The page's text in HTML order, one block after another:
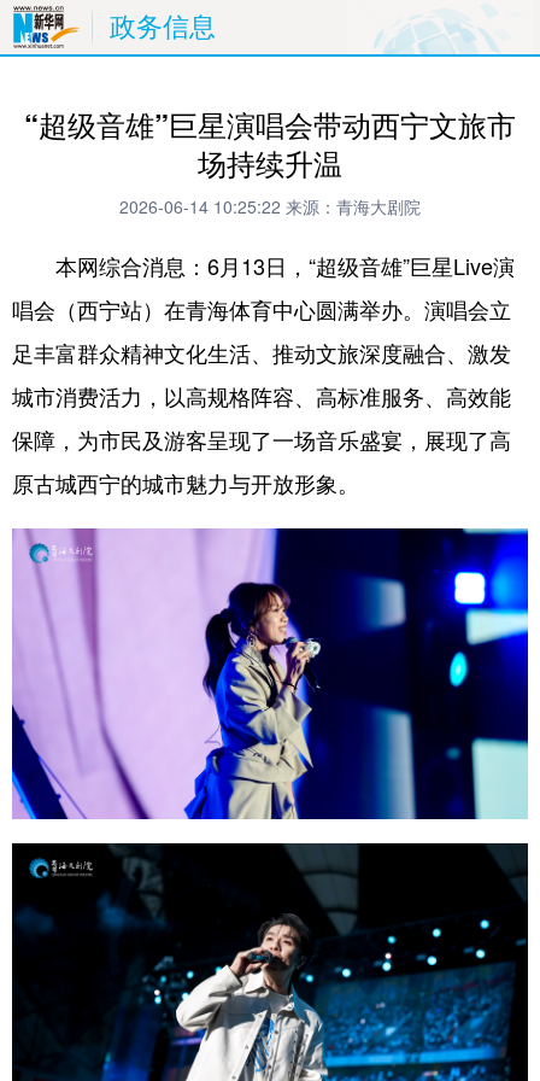
政务信息
“超级音雄”巨星演唱会带动西宁文旅市
场持续升温
2026-06-14 10:25:22 来源：青海大剧院
本网综合消息：6月13日，“超级音雄”巨星Live演
唱会（西宁站）在青海体育中心圆满举办。演唱会立
足丰富群众精神文化生活、推动文旅深度融合、激发
城市消费活力，以高规格阵容、高标准服务、高效能
保障，为市民及游客呈现了一场音乐盛宴，展现了高
原古城西宁的城市魅力与开放形象。